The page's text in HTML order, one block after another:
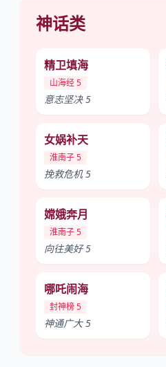
神话类
精卫填海
山海经 5
意志坚决 5
女娲补天
淮南子 5
挽救危机 5
嫦娥奔月
淮南子 5
向往美好 5
哪吒闹海
封神榜 5
神通广大 5